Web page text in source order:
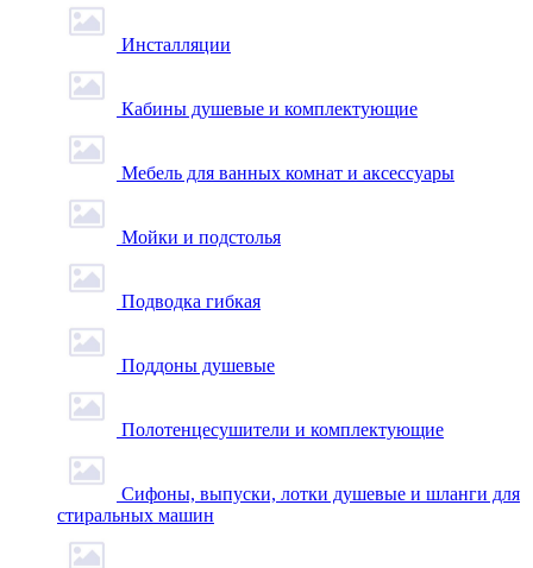
Инсталляции
Кабины душевые и комплектующие
Мебель для ванных комнат и аксессуары
Мойки и подстолья
Подводка гибкая
Поддоны душевые
Полотенцесушители и комплектующие
Сифоны, выпуски, лотки душевые и шланги для
стиральных машин